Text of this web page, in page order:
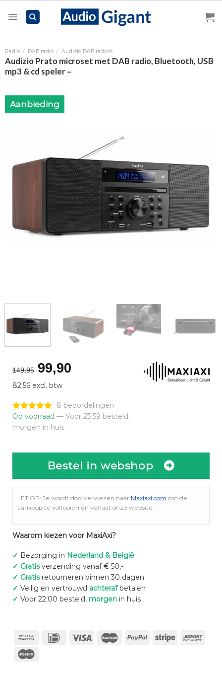
Radio / DAB radio / Audizio DAB radio's
Audizio Prato microset met DAB radio, Bluetooth, USB
mp3 & cd speler –
Aanbieding
149,95 Oorspronkelijke
prijs
was:
€149,95.
99,90Huidige
€99,90.
82.56 excl. btw
8 beoordelingen
Op voorraad — Voor 23:59 besteld,
morgen in huis
Bestel in webshop
LET OP: Je wordt doorverwezen naar Maxiaxi.com om de
aankoop te voltooien en verlaat onze website.
Waarom kiezen voor MaxiAxi?
✓ Bezorging in Nederland & België
✓ Gratisverzending vanaf € 50,-
✓ Gratisretourneren binnen 30 dagen
✓ Veilig en vertrouwd achterafbetalen
✓ Voor 22:00 besteld, morgenin huis